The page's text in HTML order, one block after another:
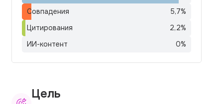
Совпадения
5,7%
Цитирования
2,2%
ИИ-контент
0%
Цель